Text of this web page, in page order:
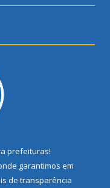
prefeituras!
garantimos em
de transparência